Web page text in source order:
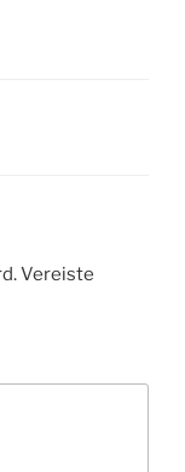
Vereiste